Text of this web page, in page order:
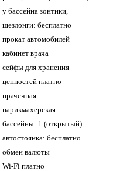
у бассейна зонтики,
шезлонги: бесплатно
прокат автомобилей
кабинет врача
сейфы для хранения
ценностей платно
прачечная
парикмахерская
бассейны: 1 (открытый)
автостоянка: бесплатно
обмен валюты
Wi-Fi платно